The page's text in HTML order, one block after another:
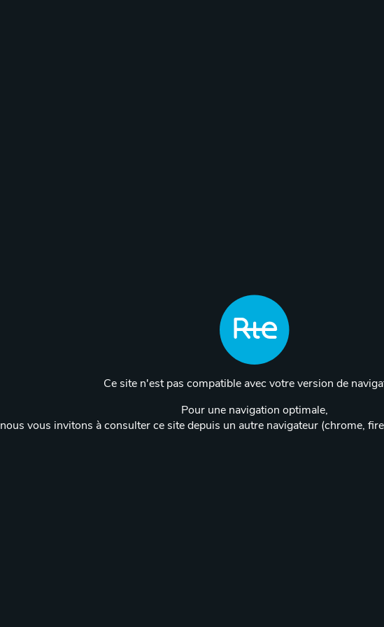
Ce site n'est pas compatible avec votre version de
Pour une navigation optimale,
nous vous invitons à consulter ce site depuis un autre navigateur (chrome,